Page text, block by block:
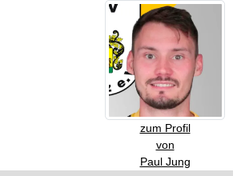
zum Profil
von
Paul Jung